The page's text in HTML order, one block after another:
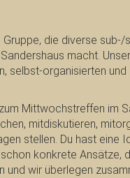
die diverse sub-/
macht.
selbst-organisierten
Mittwochstreffen im
mitdiskutieren,
stellen. Du hast eine
konkrete Ansätze,
und wir überlegen